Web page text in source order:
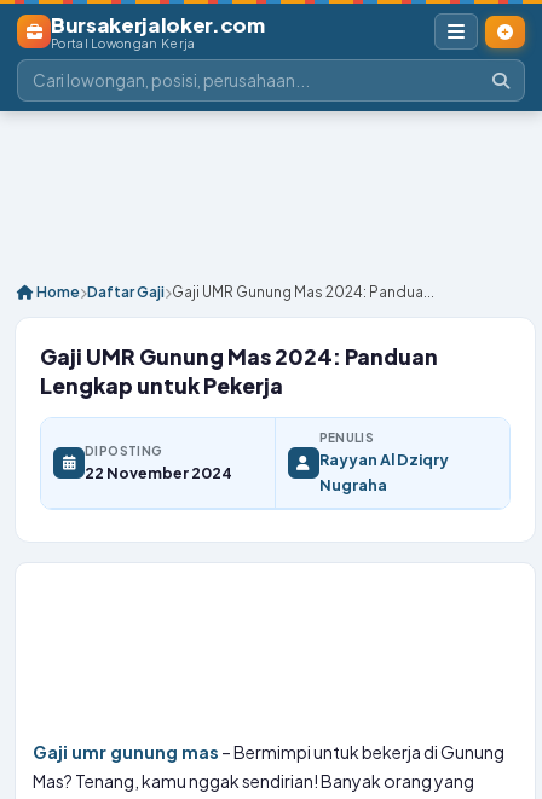
Bursakerjaloker.com
Portal Lowongan Kerja
Home Daftar Gaji Gaji UMR Gunung Mas 2024: Pandua...
Gaji UMR Gunung Mas 2024: Panduan
Lengkap untuk Pekerja
DIPOSTING
22 November 2024
PENULIS
Rayyan Al Dziqry
Nugraha
Gaji umr gunung mas – Bermimpi untuk bekerja di Gunung
Mas? Tenang, kamu nggak sendirian! Banyak orang yang